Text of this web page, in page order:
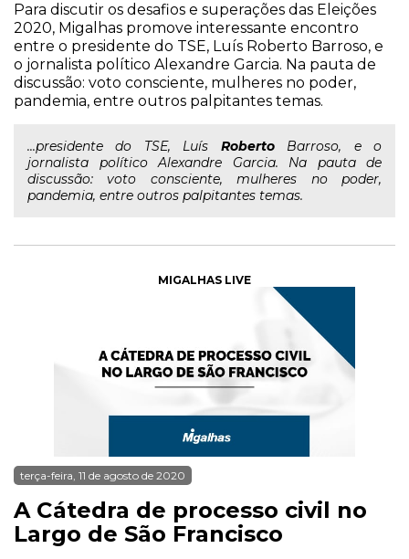
Para discutir os desafios e superações das Eleições
2020, Migalhas promove interessante encontro
entre o presidente do TSE, Luís Roberto Barroso, e
o jornalista político Alexandre Garcia. Na pauta de
discussão: voto consciente, mulheres no poder,
pandemia, entre outros palpitantes temas.
...presidente do TSE, Luís RobertoBarroso, e o
jornalista político Alexandre Garcia. Na pauta de
discussão: voto consciente, mulheres no poder,
pandemia, entre outros palpitantes temas.
MIGALHAS LIVE
terça-feira, 11 de agosto de 2020
A Cátedra de processo civil no
Largo de São Francisco